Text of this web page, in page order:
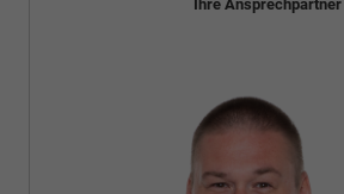
Ihre Ansprechpartner